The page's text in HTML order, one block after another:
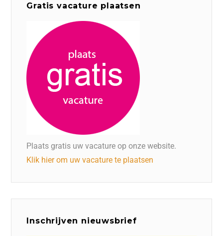
Gratis vacature plaatsen
Plaats gratis uw vacature op onze website.
Klik hier om uw vacature te plaatsen
Inschrijven nieuwsbrief